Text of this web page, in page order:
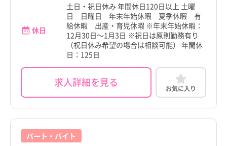
休日
土日・祝日休み 年間休日120日以上 土曜
日 日曜日 年末年始休暇 夏季休暇 有
給休暇 出産・育児休暇 ※年末年始休暇：
12月30日～1月3日 ※祝日は原則勤務有り
（祝日休み希望の場合は相談可能） 年間休
日：125日
求人詳細を見る お気に入り
パート・バイト